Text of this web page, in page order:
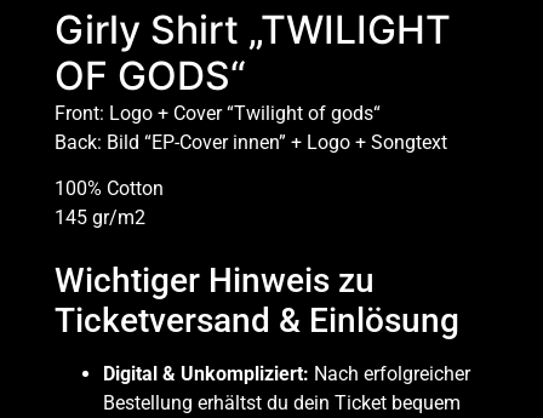
Girly Shirt „TWILIGHT
OF GODS“
Front: Logo + Cover “Twilight of gods“
Back: Bild “EP-Cover innen” + Logo + Songtext
100% Cotton
145 gr/m2
Wichtiger Hinweis zu
Ticketversand & Einlösung
Digital & Unkompliziert: Nach erfolgreicher
Bestellung erhältst du dein Ticket bequem